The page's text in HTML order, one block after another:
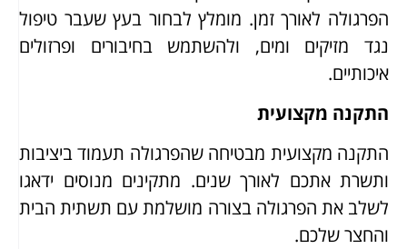
הפרגולה לאורך זמן. מומלץ לבחור בעץ שעבר טיפול
נגד מזיקים ומים, ולהשתמש בחיבורים ופרזולים
איכותיים.
התקנה מקצועית
התקנה מקצועית מבטיחה שהפרגולה תעמוד ביציבות
ותשרת אתכם לאורך שנים. מתקינים מנוסים ידאגו
לשלב את הפרגולה בצורה מושלמת עם תשתית הבית
והחצר שלכם.